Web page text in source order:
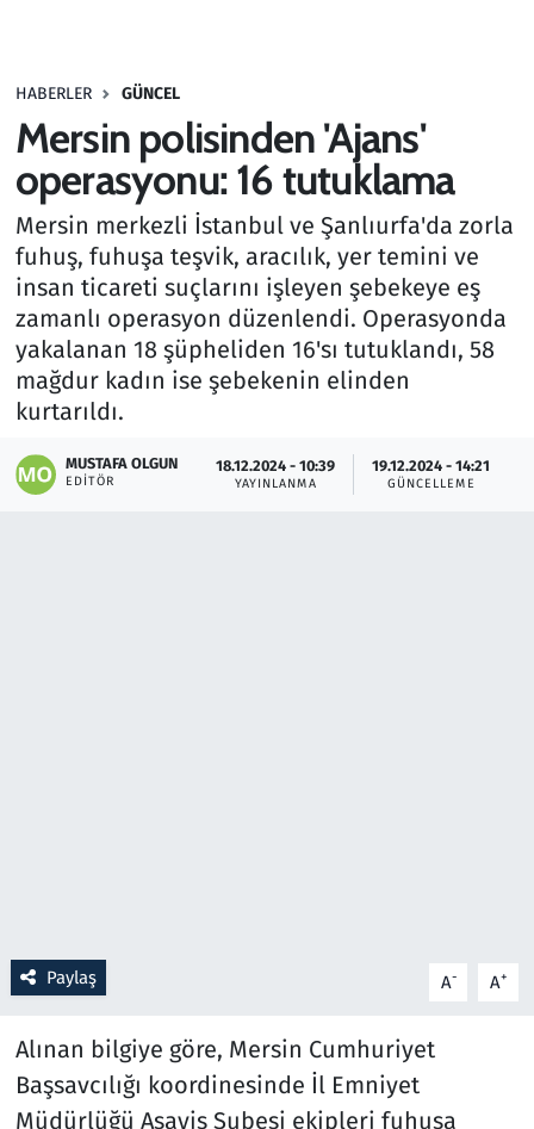
HABERLER GÜNCEL
Mersin polisinden 'Ajans'
operasyonu: 16 tutuklama
Mersin merkezli İstanbul ve Şanlıurfa'da zorla
fuhuş, fuhuşa teşvik, aracılık, yer temini ve
insan ticareti suçlarını işleyen şebekeye eş
zamanlı operasyon düzenlendi. Operasyonda
yakalanan 18 şüpheliden 16'sı tutuklandı, 58
mağdur kadın ise şebekenin elinden
kurtarıldı.
MUSTAFA OLGUN
EDITÖR
18.12.2024 - 10:39
YAYINLANMA
19.12.2024 - 14:21
GÜNCELLEME
Paylaş A- A+
Alınan bilgiye göre, Mersin Cumhuriyet
Başsavcılığı koordinesinde İl Emniyet
Müdürlüğü Asayiş Şubesi ekipleri fuhuşa
Haber
Kültür Sanat
Kurumsal Haberler
Lezzet Durağı
Memur ve Kamu
Otomobil
Oyun
Teknoloji ve Bilim